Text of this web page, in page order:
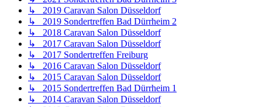
↳ 2019 Caravan Salon Düsseldorf
↳ 2019 Sondertreffen Bad Dürrheim 2
↳ 2018 Caravan Salon Düsseldorf
↳ 2017 Caravan Salon Düsseldorf
↳ 2017 Sondertreffen Freiburg
↳ 2016 Caravan Salon Düsseldorf
↳ 2015 Caravan Salon Düsseldorf
↳ 2015 Sondertreffen Bad Dürrheim 1
↳ 2014 Caravan Salon Düsseldorf